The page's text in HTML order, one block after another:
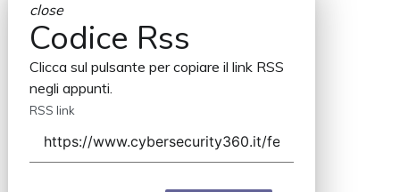
close
Codice Rss
Clicca sul pulsante per copiare il link RSS
negli appunti.
RSS link